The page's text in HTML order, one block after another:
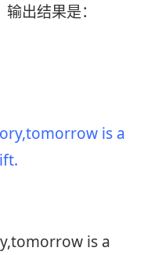
出结果是：
is a
is a